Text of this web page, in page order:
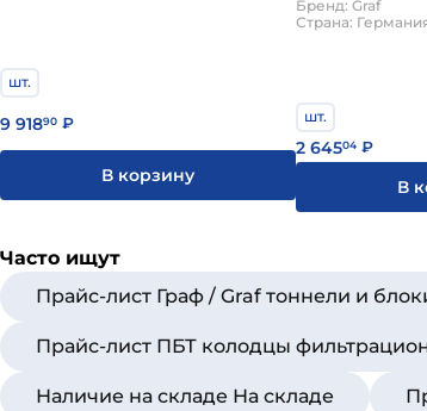
шт.
9 91890 ₽
В корзину
Бренд: Graf
Страна:
шт.
2 64504 ₽
В
Часто ищут
Прайс-лист Граф / Graf тоннели и
Прайс-лист ПБТ колодцы
Наличие на складе На складе